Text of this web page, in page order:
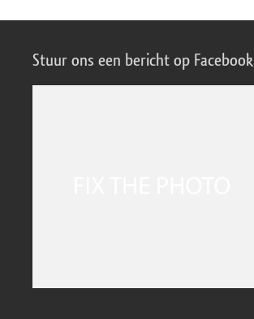
Stuur ons een bericht op Facebook